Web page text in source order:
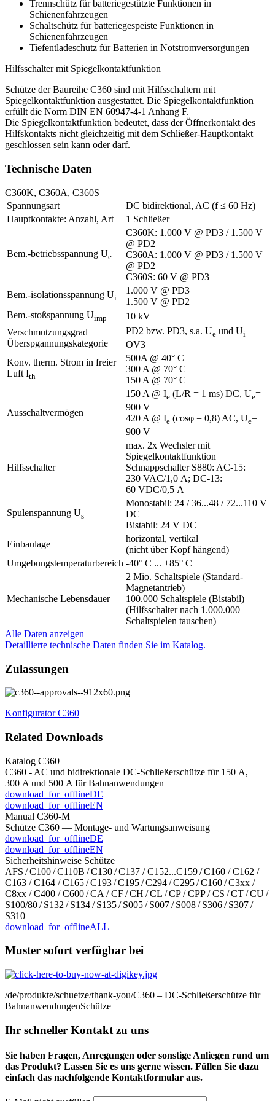
Trennschütz für batteriegestützte Funktionen in
Schienenfahrzeugen
Schaltschütz für batteriegespeiste Funktionen in
Schienenfahrzeugen
Tiefentladeschutz für Batterien in Notstrom­­versorgungen
Hilfsschalter mit Spiegelkontaktfunktion
Schütze der Baureihe C360 sind mit Hilfsschaltern mit
Spiegelkontaktfunktion ausgestattet. Die Spiegelkontaktfunktion
erfüllt die Norm DIN EN 60947-4-1 Anhang F.
Die Spiegelkontaktfunktion bedeutet, dass der Öffnerkontakt des
Hilfskontakts nicht gleichzeitig mit dem Schließer-Hauptkontakt
geschlossen sein kann oder darf.
Technische Daten
C360K, C360A, C360S
Spannungsart
DC bidirektional, AC (f ≤ 60 Hz)
Hauptkontakte: Anzahl, Art
1 Schließer
Bem.-betriebsspannung Ue
C360K: 1.000 V @ PD3 / 1.500 V
@ PD2
C360A: 1.000 V @ PD3 / 1.500 V
@ PD2
C360S: 60 V @ PD3
Bem.-isolationsspannung Ui
1.000 V @ PD3
1.500 V @ PD2
Bem.-stoßspannung Uimp
10 kV
Verschmutzungsgrad
Überspgannungskategorie
PD2 bzw. PD3, s.a. Ue und Ui
OV3
Konv. therm. Strom in freier
Luft Ith
500A @ 40° C
300 A @ 70° C
150 A @ 70° C
Ausschaltvermögen
150 A @ Ie (L/R = 1 ms) DC, Ue=
900 V
420 A @ Ie (cosφ = 0,8) AC, Ue=
900 V
Hilfsschalter
max. 2x Wechsler mit
Spiegelkontaktfunktion
Schnappschalter S880: AC-15:
230 VAC/1,0 A; DC-13:
60 VDC/0,5 A
Spulenspannung Us
Monostabil: 24 / 36...48 / 72...110 V
DC
Bistabil: 24 V DC
Einbaulage
horizontal, vertikal
(nicht über Kopf hängend)
Umgebungstemperaturbereich -40° C ... +85° C
Mechanische Lebensdauer
2 Mio. Schaltspiele (Standard-
Magnetantrieb)
100.000 Schaltspiele (Bistabil)
(Hilfsschalter nach 1.000.000
Schaltspielen tauschen)
Alle Daten anzeigen
Detaillierte technische Daten finden Sie im Katalog.
Zulassungen
Konfigurator C360
Related Downloads
Katalog C360
C360 - AC und bidirektionale DC-Schließerschütze für 150 A,
300 A und 500 A für Bahnanwendungen
download_for_offlineDE
download_for_offlineEN
Manual C360-M
Schütze C360 — Montage- und Wartungs­anweisung
download_for_offlineDE
download_for_offlineEN
Sicherheitshinweise Schütze
AFS / C100 / C110B / C130 / C137 / C152...C159 / C160 / C162 /
C163 / C164 / C165 / C193 / C195 / C294 / C295 / C160 / C3xx /
C8xx / C400 / C600 / CA / CF / CH / CL / CP / CPP / CS / CT / CU /
S100/80 / S132 / S134 / S135 / S005 / S007 / S008 / S306 / S307 /
S310
download_for_offlineALL
Muster sofort verfügbar bei
/de/produkte/schuetze/thank-you/C360 – DC-Schließerschütze für
BahnanwendungenSchütze
Ihr schneller Kontakt zu uns
Sie haben Fragen, Anregungen oder sonstige Anliegen rund um
das Produkt? Lassen Sie es uns gerne wissen. Füllen Sie dazu
einfach das nachfolgende Kontaktformular aus.